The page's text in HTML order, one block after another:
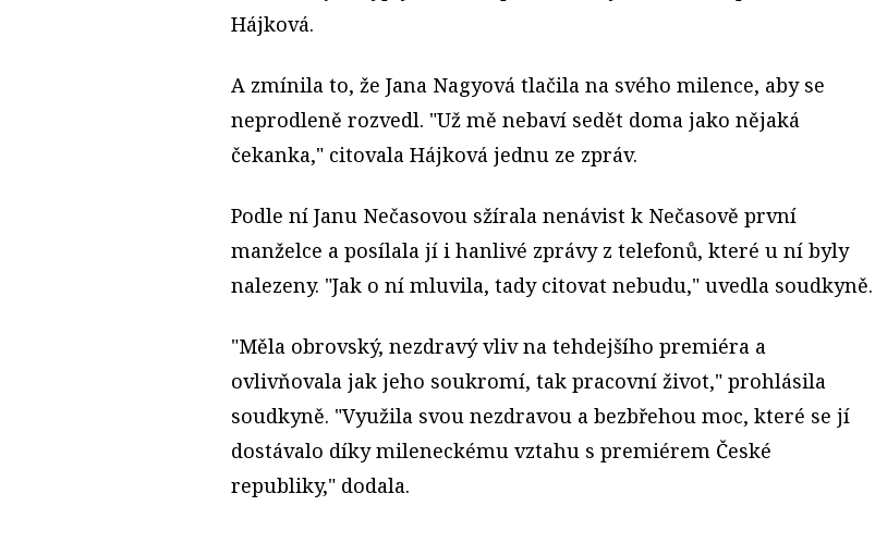
Hájková.
A zmínila to, že Jana Nagyová tlačila na svého milence, aby se
neprodleně rozvedl. "Už mě nebaví sedět doma jako nějaká
čekanka," citovala Hájková jednu ze zpráv.
Podle ní Janu Nečasovou sžírala nenávist k Nečasově první
manželce a posílala jí i hanlivé zprávy z telefonů, které u ní byly
nalezeny. "Jak o ní mluvila, tady citovat nebudu," uvedla soudkyně.
"Měla obrovský, nezdravý vliv na tehdejšího premiéra a
ovlivňovala jak jeho soukromí, tak pracovní život," prohlásila
soudkyně. "Využila svou nezdravou a bezbřehou moc, které se jí
dostávalo díky mileneckému vztahu s premiérem České
republiky," dodala.